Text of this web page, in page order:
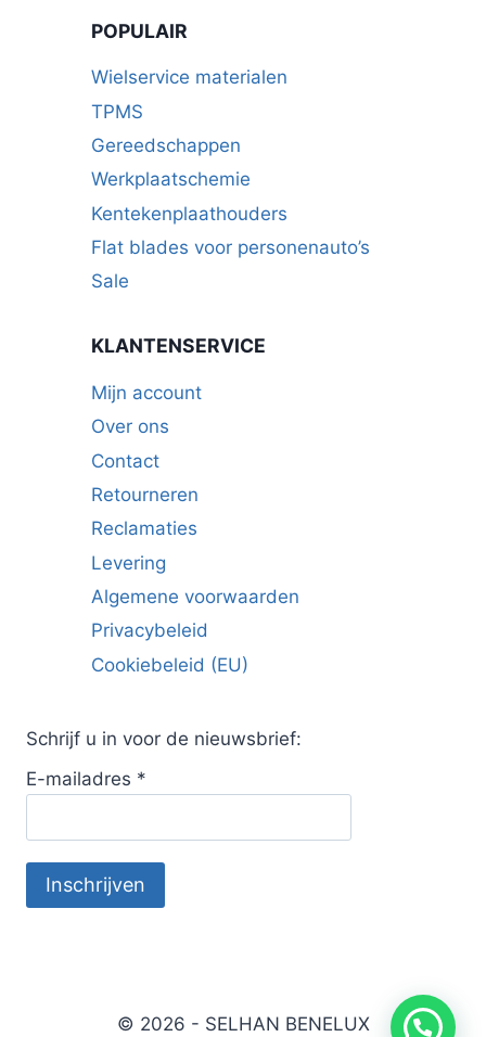
POPULAIR
Wielservice materialen
TPMS
Gereedschappen
Werkplaatschemie
Kentekenplaathouders
Flat blades voor personenauto’s
Sale
KLANTENSERVICE
Mijn account
Over ons
Contact
Retourneren
Reclamaties
Levering
Algemene voorwaarden
Privacybeleid
Cookiebeleid (EU)
Schrijf u in voor de nieuwsbrief:
E-mailadres *
© 2026 - SELHAN BENELUX